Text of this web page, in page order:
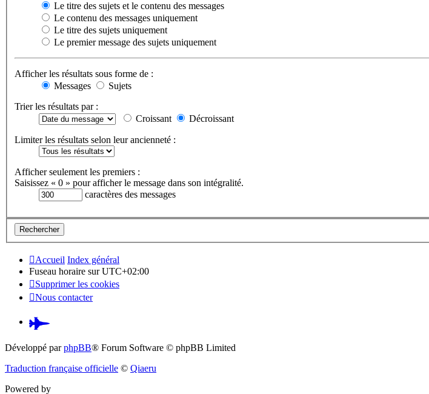
Le titre des sujets et le contenu des messages
Le contenu des messages uniquement
Le titre des sujets uniquement
Le premier message des sujets uniquement
Afficher les résultats sous forme de :
Messages
Sujets
Trier les résultats par :
Croissant
Décroissant
Limiter les résultats selon leur ancienneté :
Afficher seulement les premiers :
Saisissez « 0 » pour afficher le message dans son intégralité.
caractères des messages
Accueil Index général
Fuseau horaire surUTC+02:00
Supprimer les cookies
Nous contacter
Pardus.at
(S’ouvre
Développé parphpBB® Forum Software © phpBB Limited
Traduction française officielle © Qiaeru
Powered by